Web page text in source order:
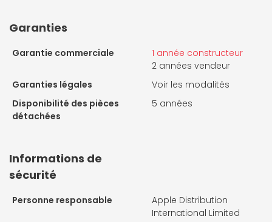
Garanties
Garantie commerciale
1 année constructeur
2 années vendeur
Garanties légales
Voir les modalités
Disponibilité des pièces
détachées
5 années
Informations de
sécurité
Personne responsable
Apple Distribution
International Limited